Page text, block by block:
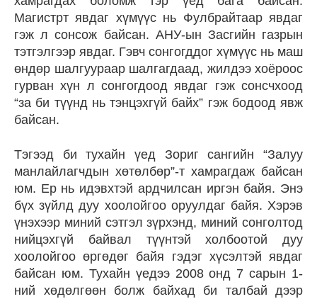
Магистрт явдаг хүмүүс нь Фулбрайтаар явдаг
гэж л сонсож байсан. АНУ-ын Засгийн газрын
тэтгэлгээр явдаг. Гэвч сонгогддог хүмүүс нь маш
өндөр шалгуураар шалгагдаад, жилдээ хоёроос
гурван хүн л сонгогдоод явдаг гэж сонсчхоод
“за би түүнд нь тэнцэхгүй байх” гэж бодоод явж
байсан.
Тэгээд би тухайн үед Зориг сангийн “Залуу
манлайлагчдын хөтөлбөр”-т хамрагдаж байсан
юм. Ер нь идэвхтэй ардчилсан иргэн байя. Энэ
бүх зүйлд дуу хоолойгоо оруулдаг байя. Хэрэв
үнэхээр миний сэтгэл зүрхэнд, миний сонголтод
нийцэхгүй байвал түүнтэй холбоотой дуу
хоолойгоо өргөдөг байя гэдэг хүсэлтэй явдаг
байсан юм. Тухайн үедээ 2008 онд 7 сарын 1-
ний хөдөлгөөн болж байхад би талбай дээр